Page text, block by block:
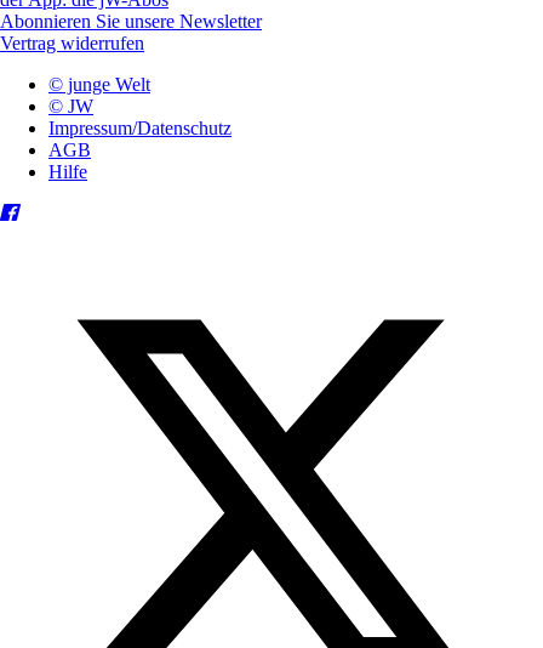
Abonnieren Sie unsere Newsletter
Vertrag widerrufen
© junge Welt
© JW
Impressum/Datenschutz
AGB
Hilfe